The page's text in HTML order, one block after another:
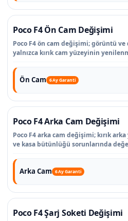
Poco F4 Ön Cam Değişimi
Poco F4 ön cam değişimi; görüntü
yalnızca kırık cam yüzeyinin
Ön Cam 6 Ay Garanti
Poco F4 Arka Cam Değişimi
Poco F4 arka cam değişimi; kırık
ve kasa bütünlüğü sorunlarında
Arka Cam 6 Ay Garanti
Poco F4 Şarj Soketi Değişimi